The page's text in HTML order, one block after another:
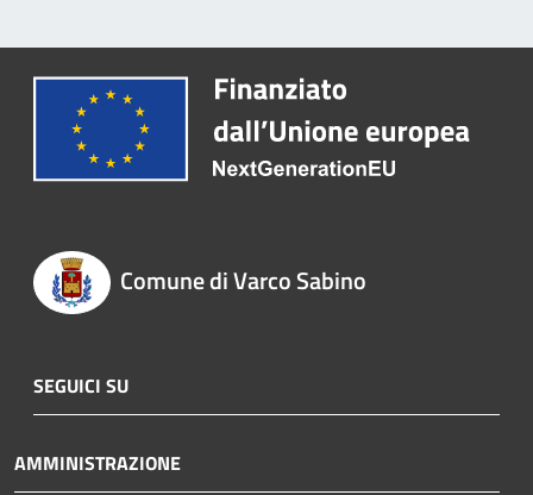
Comune di Varco Sabino
SEGUICI SU
AMMINISTRAZIONE